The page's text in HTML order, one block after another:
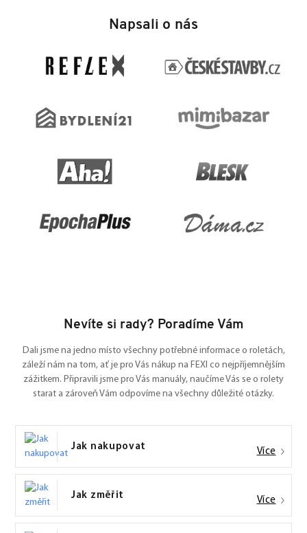
Napsali o nás
Nevíte si rady? Poradíme Vám
Dali jsme na jedno místo všechny potřebné informace o roletách,
záleží nám na tom, ať je pro Vás nákup na FEXI co nejpříjemnějším
zážitkem. Připravili jsme pro Vás manuály, naučíme Vás se o rolety
starat a zároveň Vám odpovíme na všechny důležité otázky.
Jak nakupovat Více
Jak změřit Více